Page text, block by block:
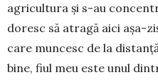
agricultura și s-au
doresc să atragă aici așa-
care muncesc de la
bine, fiul meu este unul